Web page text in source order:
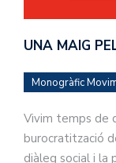
UNA MAIG
Monogràfic
Vivim temps de
burocratització
diàleg social i la